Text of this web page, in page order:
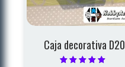
Caja decorativa D20